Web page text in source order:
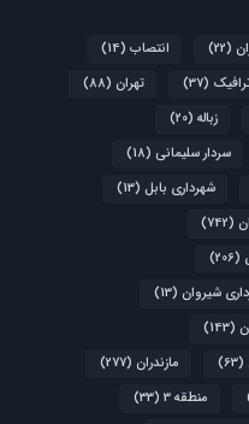
(22) انتصاب (14)
(37) تهران (88)
زباله (20)
سردار سلیمانی (18)
شهرداری بابل (13)
(742)
(206)
شیروان (13)
(143)
(63) مازندران (277)
منطقه 3
(33)